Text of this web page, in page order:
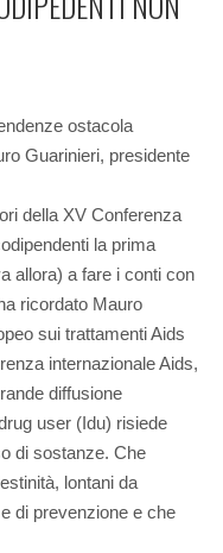
ostacola
Guarinieri, presidente
della XV Conferenza
la prima
allora) a fare i conti con
ricordato Mauro
sui trattamenti Aids
internazionale Aids,
diffusione
user (Idu) risiede
di sostanze. Che
lontani da
di prevenzione e che